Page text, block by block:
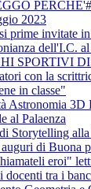
PERCHE'#
2023
prime invitate in
dell'I.C.
SPORTIVI
con la
in classe"
Astronomia 3D
al Palaenza
Storytelling
di Buona
eroi"
docenti tra i